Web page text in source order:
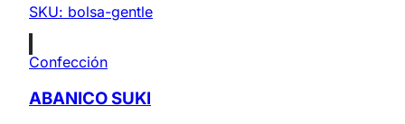
SKU: bolsa-gentle
Confección
ABANICO SUKI